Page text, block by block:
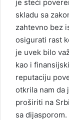
je steći
skladu sa
zahtevno bez
osigurati rast
je uvek bilo
kao i
reputaciju
otkrila nam da
proširiti na
sa dijasporom.